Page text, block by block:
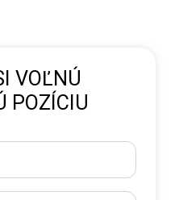
VOĽNÚ
POZÍCIU